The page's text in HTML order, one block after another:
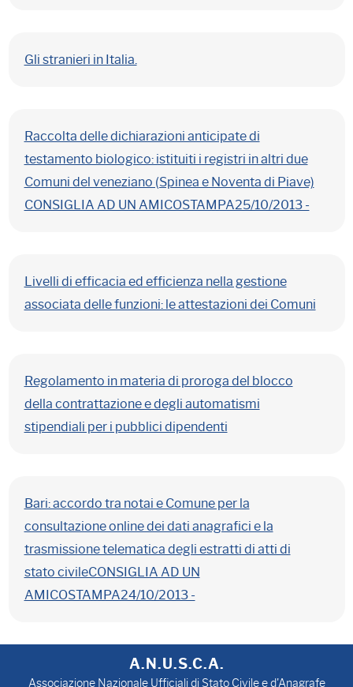
Gli stranieri in Italia.
Raccolta delle dichiarazioni anticipate di
testamento biologico: istituiti i registri in altri due
Comuni del veneziano (Spinea e Noventa di Piave)
CONSIGLIA AD UN AMICOSTAMPA25/10/2013 -
Livelli di efficacia ed efficienza nella gestione
associata delle funzioni: le attestazioni dei Comuni
Regolamento in materia di proroga del blocco
della contrattazione e degli automatismi
stipendiali per i pubblici dipendenti
Bari: accordo tra notai e Comune per la
consultazione online dei dati anagrafici e la
trasmissione telematica degli estratti di atti di
stato civileCONSIGLIA AD UN
AMICOSTAMPA24/10/2013 -
A.N.U.S.C.A.
Associazione Nazionale Ufficiali di Stato Civile e d'Anagrafe